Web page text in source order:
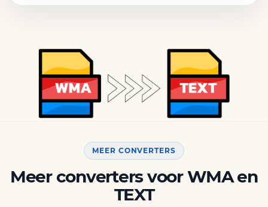
MEER CONVERTERS
Meer converters voor WMA en
TEXT